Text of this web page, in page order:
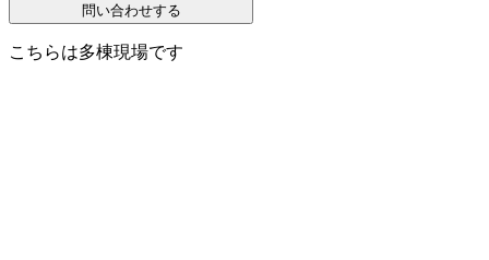
問い合わせする
こちらは多棟現場です